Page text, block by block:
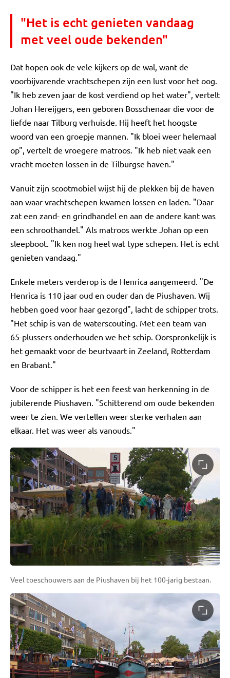
"Het is echt genieten vandaag
met veel oude bekenden"
Dat hopen ook de vele kijkers op de wal, want de
voorbijvarende vrachtschepen zijn een lust voor het oog.
"Ik heb zeven jaar de kost verdiend op het water", vertelt
Johan Hereijgers, een geboren Bosschenaar die voor de
liefde naar Tilburg verhuisde. Hij heeft het hoogste
woord van een groepje mannen. "Ik bloei weer helemaal
op", vertelt de vroegere matroos. "Ik heb niet vaak een
vracht moeten lossen in de Tilburgse haven."
Vanuit zijn scootmobiel wijst hij de plekken bij de haven
aan waar vrachtschepen kwamen lossen en laden. "Daar
zat een zand- en grindhandel en aan de andere kant was
een schroothandel." Als matroos werkte Johan op een
sleepboot. "Ik ken nog heel wat type schepen. Het is echt
genieten vandaag."
Enkele meters verderop is de Henrica aangemeerd. "De
Henrica is 110 jaar oud en ouder dan de Piushaven. Wij
hebben goed voor haar gezorgd", lacht de schipper trots.
"Het schip is van de waterscouting. Met een team van
65-plussers onderhouden we het schip. Oorspronkelijk is
het gemaakt voor de beurtvaart in Zeeland, Rotterdam
en Brabant."
Voor de schipper is het een feest van herkenning in de
jubilerende Piushaven. "Schitterend om oude bekenden
weer te zien. We vertellen weer sterke verhalen aan
elkaar. Het was weer als vanouds."
Veel toeschouwers aan de Piushaven bij het 100-jarig bestaan.